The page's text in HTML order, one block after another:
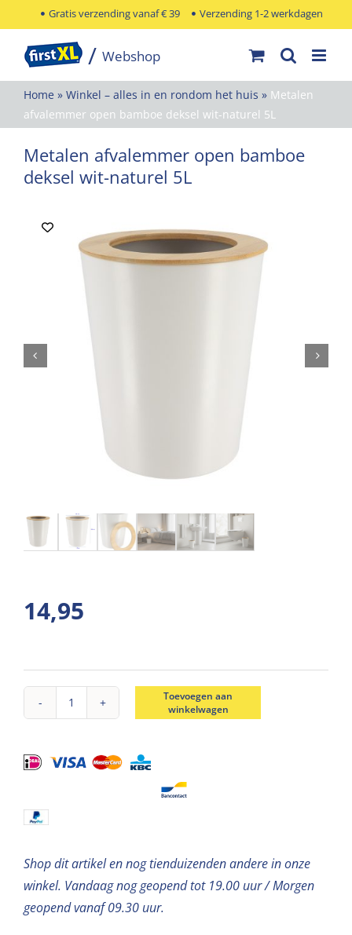
naar
inhoud
Gratis verzending vanaf € 39 Verzending 1-2 werkdagen
Home » Winkel – alles in en rondom het huis » Metalen
afvalemmer open bamboe deksel wit-naturel 5L
Metalen afvalemmer open bamboe
deksel wit-naturel 5L
14,95
Metalen
open
5L
aantal
Toevoegen aan
winkelwagen
Shop dit artikel en nog tienduizenden andere in onze
winkel. Vandaag nog geopend tot 19.00 uur / Morgen
geopend vanaf 09.30 uur.